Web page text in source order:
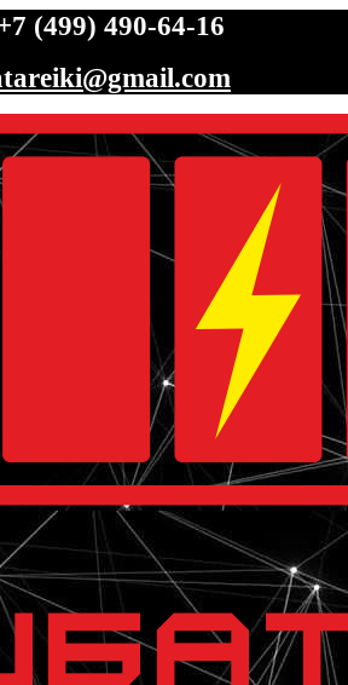
(499) 490-64-16